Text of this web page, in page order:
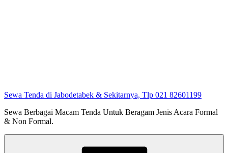
Sewa Tenda di Jabodetabek & Sekitarnya, Tlp 021 82601199
Sewa Berbagai Macam Tenda Untuk Beragam Jenis Acara Formal
& Non Formal.